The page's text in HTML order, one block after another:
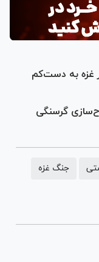
غزه به دست‌کم
گرسنگی
جنگ غزه